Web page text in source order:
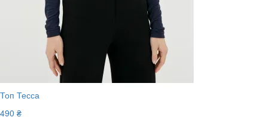
Топ Тесса
490 ₴